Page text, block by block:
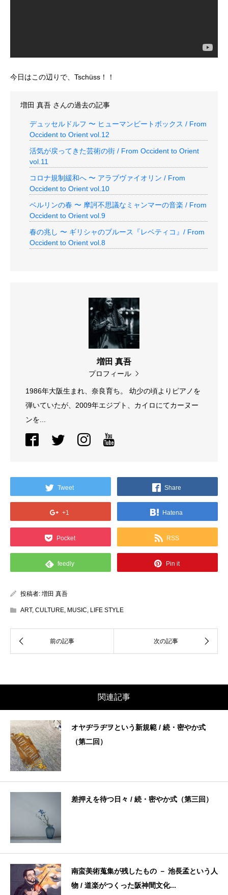
今日はこの辺りで、Tschüss！！
増田 真吾 さんの過去の記事
デュッセルドルフ 〜 ヒューマンビートボックス / From
Occident to Orient vol.12
活気が戻ってきた芸術の街 / From Occident to Orient
vol.11
コロナ規制緩和へ 〜 アラブヴァイオリン / From
Occident to Orient vol.10
ベルリンの春 〜 摩訶不思議なミャンマーの音楽 / From
Occident to Orient vol.9
春の兆し 〜 ギリシャのブルース『レベティコ』/ From
Occident to Orient vol.8
増田 真吾
プロフィール
1986年大阪生まれ、奈良育ち。 幼少の頃よりピアノを
弾いていたが、2009年エジプト、カイロにてカーヌー
ンを...
Tweet Share
+1 Hatena
Pocket RSS
feedly Pin it
投稿者: 増田 真吾
ART, CULTURE, MUSIC, LIFE STYLE
関連記事
オヤヂラヂヲという新規範 / 続・密やか式
（第二回）
差押えを待つ日々 / 続・密やか式（第三回）
南蛮美術蒐集が残したもの － 池長孟という人
物 / 道楽がつくった阪神間文化...